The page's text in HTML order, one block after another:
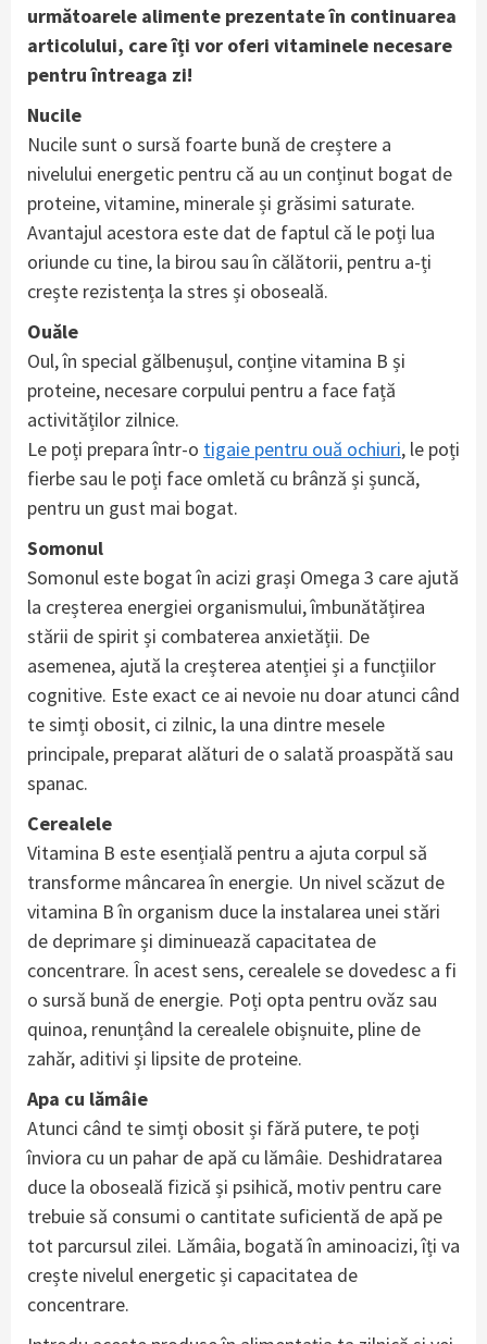
următoarele alimente prezentate în continuarea
articolului, care îți vor oferi vitaminele necesare
pentru întreaga zi!
Nucile
Nucile sunt o sursă foarte bună de creștere a
nivelului energetic pentru că au un conținut bogat de
proteine, vitamine, minerale și grăsimi saturate.
Avantajul acestora este dat de faptul că le poți lua
oriunde cu tine, la birou sau în călătorii, pentru a-ți
crește rezistența la stres și oboseală.
Ouăle
Oul, în special gălbenușul, conține vitamina B și
proteine, necesare corpului pentru a face față
activităților zilnice.
Le poți prepara într-o tigaie pentru ouă ochiuri, le poți
fierbe sau le poți face omletă cu brânză și șuncă,
pentru un gust mai bogat.
Somonul
Somonul este bogat în acizi grași Omega 3 care ajută
la creșterea energiei organismului, îmbunătățirea
stării de spirit și combaterea anxietății. De
asemenea, ajută la creșterea atenției și a funcțiilor
cognitive. Este exact ce ai nevoie nu doar atunci când
te simți obosit, ci zilnic, la una dintre mesele
principale, preparat alături de o salată proaspătă sau
spanac.
Cerealele
Vitamina B este esențială pentru a ajuta corpul să
transforme mâncarea în energie. Un nivel scăzut de
vitamina B în organism duce la instalarea unei stări
de deprimare și diminuează capacitatea de
concentrare. În acest sens, cerealele se dovedesc a fi
o sursă bună de energie. Poți opta pentru ovăz sau
quinoa, renunțând la cerealele obișnuite, pline de
zahăr, aditivi și lipsite de proteine.
Apa cu lămâie
Atunci când te simți obosit și fără putere, te poți
înviora cu un pahar de apă cu lămâie. Deshidratarea
duce la oboseală fizică și psihică, motiv pentru care
trebuie să consumi o cantitate suficientă de apă pe
tot parcursul zilei. Lămâia, bogată în aminoacizi, îți va
crește nivelul energetic și capacitatea de
concentrare.